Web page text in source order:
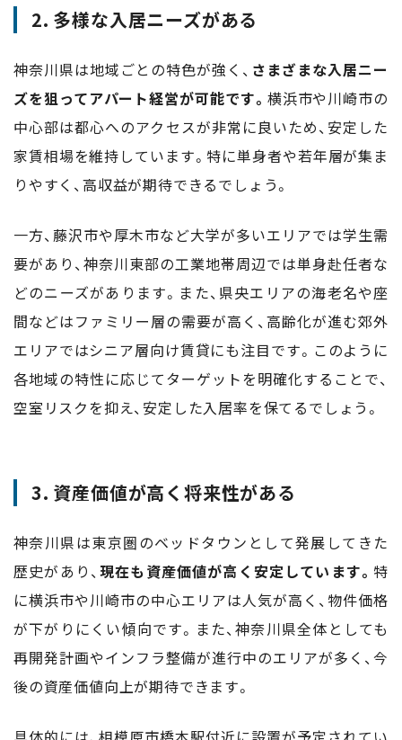
2. 多様な入居ニーズがある
神奈川県は地域ごとの特色が強く、 さまざまな入居ニー
ズを狙ってアパート経営が可能です。 横浜市や川崎市の
中心部は都心へのアクセスが非常に良いため、安定した
家賃相場を維持しています。特に単身者や若年層が集ま
りやすく、高収益が期待できるでしょう。
一方、藤沢市や厚木市など大学が多いエリアでは学生需
要があり、神奈川東部の工業地帯周辺では単身赴任者な
どのニーズがあります。また、県央エリアの海老名や座
間などはファミリー層の需要が高く、高齢化が進む郊外
エリアではシニア層向け賃貸にも注目です。このように
各地域の特性に応じてターゲットを明確化することで、
空室リスクを抑え、安定した入居率を保てるでしょう。
3. 資産価値が高く将来性がある
神奈川県は東京圏のベッドタウンとして発展してきた
歴史があり、現在も資産価値が高く安定しています。 特
に横浜市や川崎市の中心エリアは人気が高く、物件価格
が下がりにくい傾向です。また、神奈川県全体としても
再開発計画やインフラ整備が進行中のエリアが多く、今
後の資産価値向上が期待できます。